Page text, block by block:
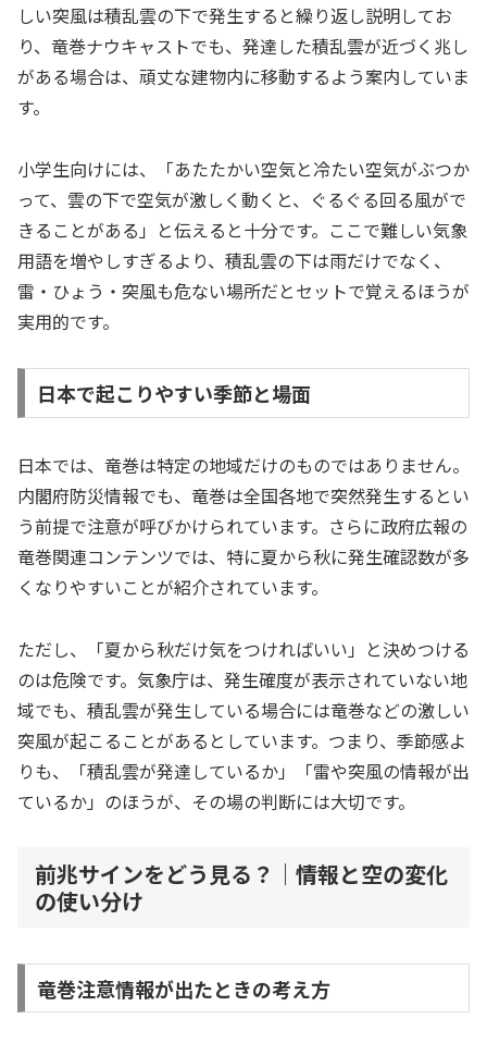
しい突風は積乱雲の下で発生すると繰り返し説明してお
り、竜巻ナウキャストでも、発達した積乱雲が近づく兆し
がある場合は、頑丈な建物内に移動するよう案内していま
す。
小学生向けには、「あたたかい空気と冷たい空気がぶつか
って、雲の下で空気が激しく動くと、ぐるぐる回る風がで
きることがある」と伝えると十分です。ここで難しい気象
用語を増やしすぎるより、積乱雲の下は雨だけでなく、
雷・ひょう・突風も危ない場所だとセットで覚えるほうが
実用的です。
日本で起こりやすい季節と場面
日本では、竜巻は特定の地域だけのものではありません。
内閣府防災情報でも、竜巻は全国各地で突然発生するとい
う前提で注意が呼びかけられています。さらに政府広報の
竜巻関連コンテンツでは、特に夏から秋に発生確認数が多
くなりやすいことが紹介されています。
ただし、「夏から秋だけ気をつければいい」と決めつける
のは危険です。気象庁は、発生確度が表示されていない地
域でも、積乱雲が発生している場合には竜巻などの激しい
突風が起こることがあるとしています。つまり、季節感よ
りも、「積乱雲が発達しているか」「雷や突風の情報が出
ているか」のほうが、その場の判断には大切です。
前兆サインをどう見る？｜情報と空の変化
の使い分け
竜巻注意情報が出たときの考え方